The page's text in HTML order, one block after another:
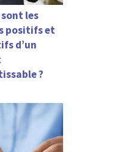
sont les
positifs et
d’un
?